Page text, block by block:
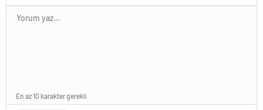
En az 10 karakter gerekli